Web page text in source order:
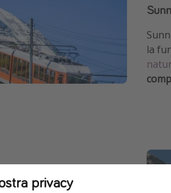
la
con stradine
privacy